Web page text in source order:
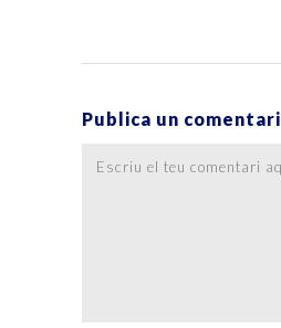
Publica un comentari